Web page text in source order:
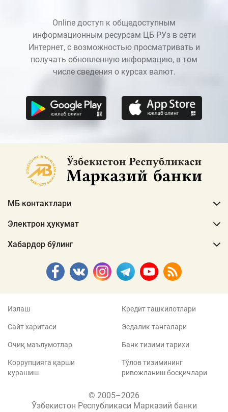
Online доступ к общедоступным
информационным ресурсам ЦБ РУз в сети
Интернет, с возможностью просматривать и
получать обновленную информацию, в том
числе сведения о курсах валют.
МБ контактлари
Электрон ҳукумат
Хабардор бўлинг
Излаш
Сайт харитаси
Очиқ маълумотлар
Коррупцияга қарши
курашиш
Кредит ташкилотлари
Эсдалик тангалари
Банк тизими тарихи
Тўлов тизимининг
ривожланиш босқичлари
© 2005–2026
Ўзбекистон Республикаси Марказий банки